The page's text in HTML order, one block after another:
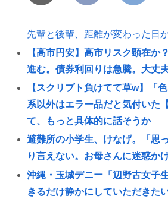
先輩と後輩、距離が変わった日
【高市円安】高市リスク顕在か
進む。債券利回りは急騰。大丈
【スクリプト負けてて草w】「
系以外はエラー品だと気付いた
て、もっと具体的に話そうか
避難所の小学生、けなげ。「思
り言えない。お母さんに迷惑か
沖縄・玉城デニー「辺野古女子
きるだけ静かにしていただきた